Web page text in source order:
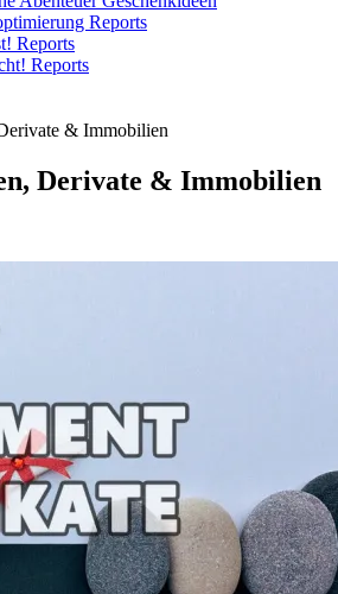
Reports
Reports
Reports
& Immobilien
Derivate & Immobilien